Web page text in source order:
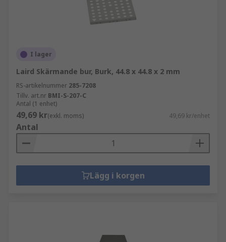
I lager
Laird Skärmande bur, Burk, 44.8 x 44.8 x 2 mm
RS-artikelnummer 285-7208
Tillv. art.nr BMI-S-207-C
Antal (1 enhet)
49,69 kr(exkl. moms) 49,69 kr/enhet
Antal
Lägg i korgen